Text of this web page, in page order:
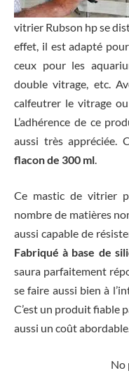
vitrier Rubson hp se
effet, il est adapté
ceux pour les
double vitrage, etc.
calfeutrer le vitrage
L’adhérence de ce
aussi très appréciée.
flacon de 300 ml
Ce mastic de vitrier
nombre de matières
aussi capable de
Fabriqué à base de
saura parfaitement
se faire aussi bien à
C’est un produit fiable
aussi un coût
No